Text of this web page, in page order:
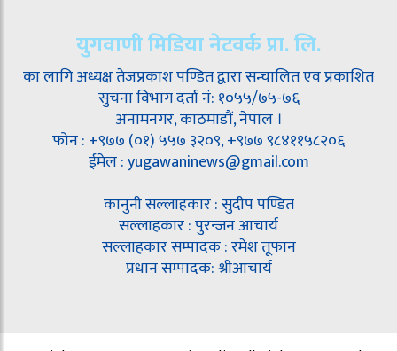
युगवाणी मिडिया नेटवर्क प्रा. लि.
का लागि अध्यक्ष तेजप्रकाश पण्डित द्वारा सन्चालित एव प्रकाशित
सुचना विभाग दर्ता नं: १०५५/७५-७६
अनामनगर, काठमाडौं, नेपाल ।
फोन : +९७७ (०१) ५५७ ३२०९, +९७७ ९८४११५८२०६
ईमेल : yugawaninews@gmail.com
कानुनी सल्लाहकार : सुदीप पण्डित
सल्लाहकार : पुरन्जन आचार्य
सल्लाहकार सम्पादक : रमेश तूफान
प्रधान सम्पादक: श्रीआचार्य